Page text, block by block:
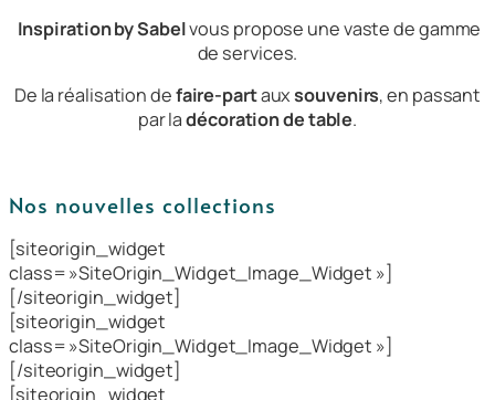
Inspiration by Sabelvous propose une vaste de gamme
de services.
De la réalisation defaire-partauxsouvenirs, en passant
par ladécoration de table.
Nos nouvelles collections
[siteorigin_widget
class= »SiteOrigin_Widget_Image_Widget »]
[/siteorigin_widget]
[siteorigin_widget
class= »SiteOrigin_Widget_Image_Widget »]
[/siteorigin_widget]
[siteorigin_widget